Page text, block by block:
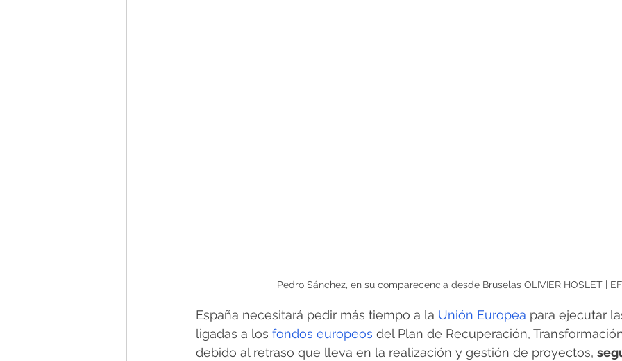
Pedro Sánchez, en su comparecencia desde Bruselas OLIVIER HOSLET |
España necesitará pedir más tiempo a la Unión Europea para ejecutar
ligadas a los fondos europeos del Plan de Recuperación,
debido al retraso que lleva en la realización y gestión de proyectos,